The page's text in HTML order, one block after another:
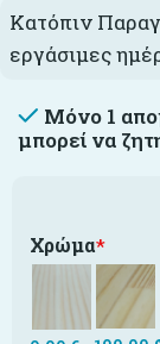
Κατόπιν
εργάσιμες
Μόνο 1
μπορεί να
*
Χρώμα